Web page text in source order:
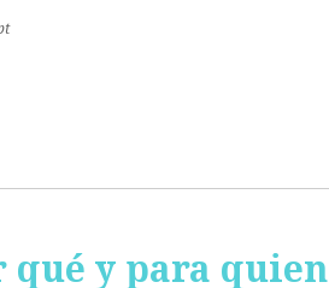
y para quien